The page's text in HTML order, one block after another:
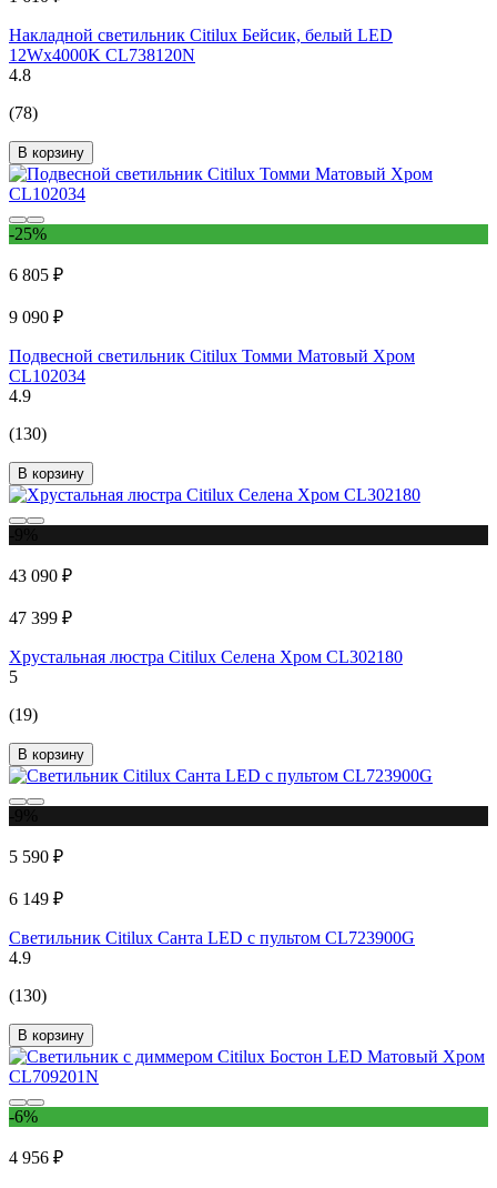
Накладной светильник Citilux Бейсик, белый LED
12Wх4000K CL738120N
4.8
(78)
В корзину
-25%
6 805 ₽
9 090 ₽
Подвесной светильник Citilux Томми Матовый Хром
CL102034
4.9
(130)
В корзину
43 090 ₽
47 399 ₽
Хрустальная люстра Citilux Селена Хром CL302180
5
(19)
В корзину
5 590 ₽
6 149 ₽
Светильник Citilux Санта LED с пультом CL723900G
4.9
(130)
В корзину
-6%
4 956 ₽